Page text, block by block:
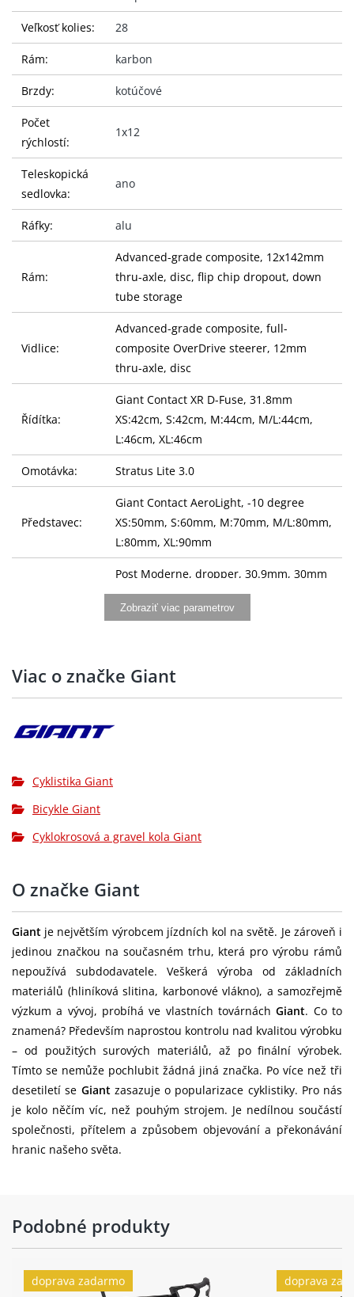
Veľkosť kolies: 28
Rám: karbon
Brzdy: kotúčové
Počet
rýchlostí:
1x12
Teleskopická
sedlovka:
ano
Ráfky: alu
Rám:
Advanced-grade composite, 12x142mm
thru-axle, disc, flip chip dropout, down
tube storage
Vidlice:
Advanced-grade composite, full-
composite OverDrive steerer, 12mm
thru-axle, disc
Řídítka:
Giant Contact XR D-Fuse, 31.8mm
XS:42cm, S:42cm, M:44cm, M/L:44cm,
L:46cm, XL:46cm
Omotávka: Stratus Lite 3.0
Představec:
Giant Contact AeroLight, -10 degree
XS:50mm, S:60mm, M:70mm, M/L:80mm,
L:80mm, XL:90mm
Post Moderne, dropper, 30.9mm, 30mm
suspension XS:365mm, S:415mm,
M:415mm, M/L:415mm, L:415mm,
Řazení: SRAM Apex 1, 1x12
Přehazovačka:
Brzdové páky:
kotouče:
Giant MPH rotors [F]160mm, [R]160mm
Kliky:
SRAM Apex 1 Wide DUB, 40t XS:170mm,
S:170mm, M:172.5mm, M/L:172.5mm,
L:175mm, XL:175mm
Středové
složení:
SRAM DUB, press fit
Ráfky: Giant P-X2 Disc wheelset, alloy
Přední náboj: Giant alloy, 12mm thru-axle
Pláště: Giant Crosscut Grip, 700x45c, tubeless
Zadní ráfek: Giant P-X2 Disc wheelset, alloy
Zadní plášť: Giant Crosscut Grip, 700x45c, tubeless
Zobraziť viac parametrov
Viac o značke Giant
Cyklistika Giant
Bicykle Giant
Cyklokrosová a gravel kola Giant
O značke Giant
Giant je největším výrobcem jízdních kol na světě. Je zároveň i
jedinou značkou na současném trhu, která pro výrobu rámů
nepoužívá subdodavatele. Veškerá výroba od základních
materiálů (hliníková slitina, karbonové vlákno), a samozřejmě
výzkum a vývoj, probíhá ve vlastních továrnáchGiant. Co to
znamená? Především naprostou kontrolu nad kvalitou výrobku
– od použitých surových materiálů, až po finální výrobek.
Tímto se nemůže pochlubit žádná jiná značka. Po více než tři
desetiletí se Giant zasazuje o popularizace cyklistiky. Pro nás
je kolo něčím víc, než pouhým strojem. Je nedílnou součástí
společnosti, přítelem a způsobem objevování a překonávání
hranic našeho světa.
Podobné produkty
doprava zadarmo doprava